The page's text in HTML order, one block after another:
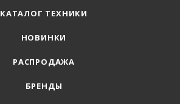
КАТАЛОГ ТЕХНИКИ
НОВИНКИ
РАСПРОДАЖА
БРЕНДЫ